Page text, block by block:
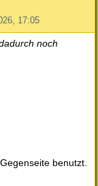
17:05
noch
benutzt.